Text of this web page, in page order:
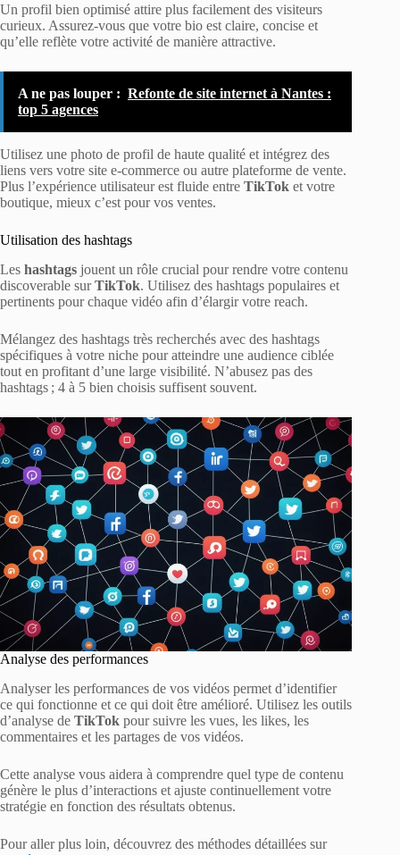
Un profil bien optimisé attire plus facilement des visiteurs
curieux. Assurez-vous que votre bio est claire, concise et
qu’elle reflète votre activité de manière attractive.
A ne pas louper : Refonte de site internet à Nantes :
top 5 agences
Utilisez une photo de profil de haute qualité et intégrez des
liens vers votre site e-commerce ou autre plateforme de vente.
Plus l’expérience utilisateur est fluide entre TikTok et votre
boutique, mieux c’est pour vos ventes.
Utilisation des hashtags
Les hashtags jouent un rôle crucial pour rendre votre contenu
discoverable surTikTok. Utilisez des hashtags populaires et
pertinents pour chaque vidéo afin d’élargir votre reach.
Mélangez des hashtags très recherchés avec des hashtags
spécifiques à votre niche pour atteindre une audience ciblée
tout en profitant d’une large visibilité. N’abusez pas des
hashtags ; 4 à 5 bien choisis suffisent souvent.
Analyse des performances
Analyser les performances de vos vidéos permet d’identifier
ce qui fonctionne et ce qui doit être amélioré. Utilisez les outils
d’analyse de TikTok pour suivre les vues, les likes, les
commentaires et les partages de vos vidéos.
Cette analyse vous aidera à comprendre quel type de contenu
génère le plus d’interactions et ajuste continuellement votre
stratégie en fonction des résultats obtenus.
Pour aller plus loin, découvrez des méthodes détaillées sur